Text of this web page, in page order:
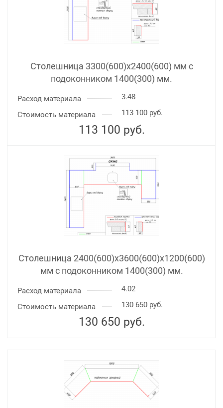
Столешница 3300(600)х2400(600) мм с
подоконником 1400(300) мм.
Расход материала
3.48
Стоимость материала
113 100 руб.
113 100 руб.
Столешница 2400(600)х3600(600)x1200(600)
мм с подоконником 1400(300) мм.
Расход материала
4.02
Стоимость материала
130 650 руб.
130 650 руб.